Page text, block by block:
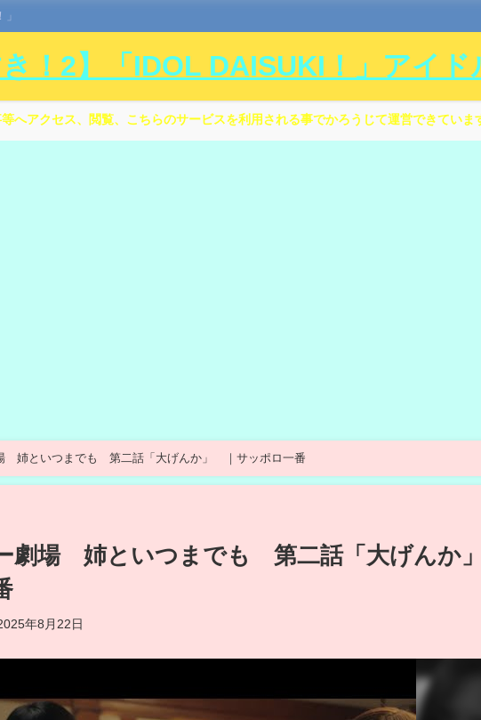
き！2】「IDOL DAISUKI！」アイ
へアクセス、閲覧、こちらのサービスを利用される事でかろうじて運営できていま
姉といつまでも 第二話「大げんか」 ｜サッポロ一番
劇場 姉といつまでも 第二話「大げんか
年8月22日